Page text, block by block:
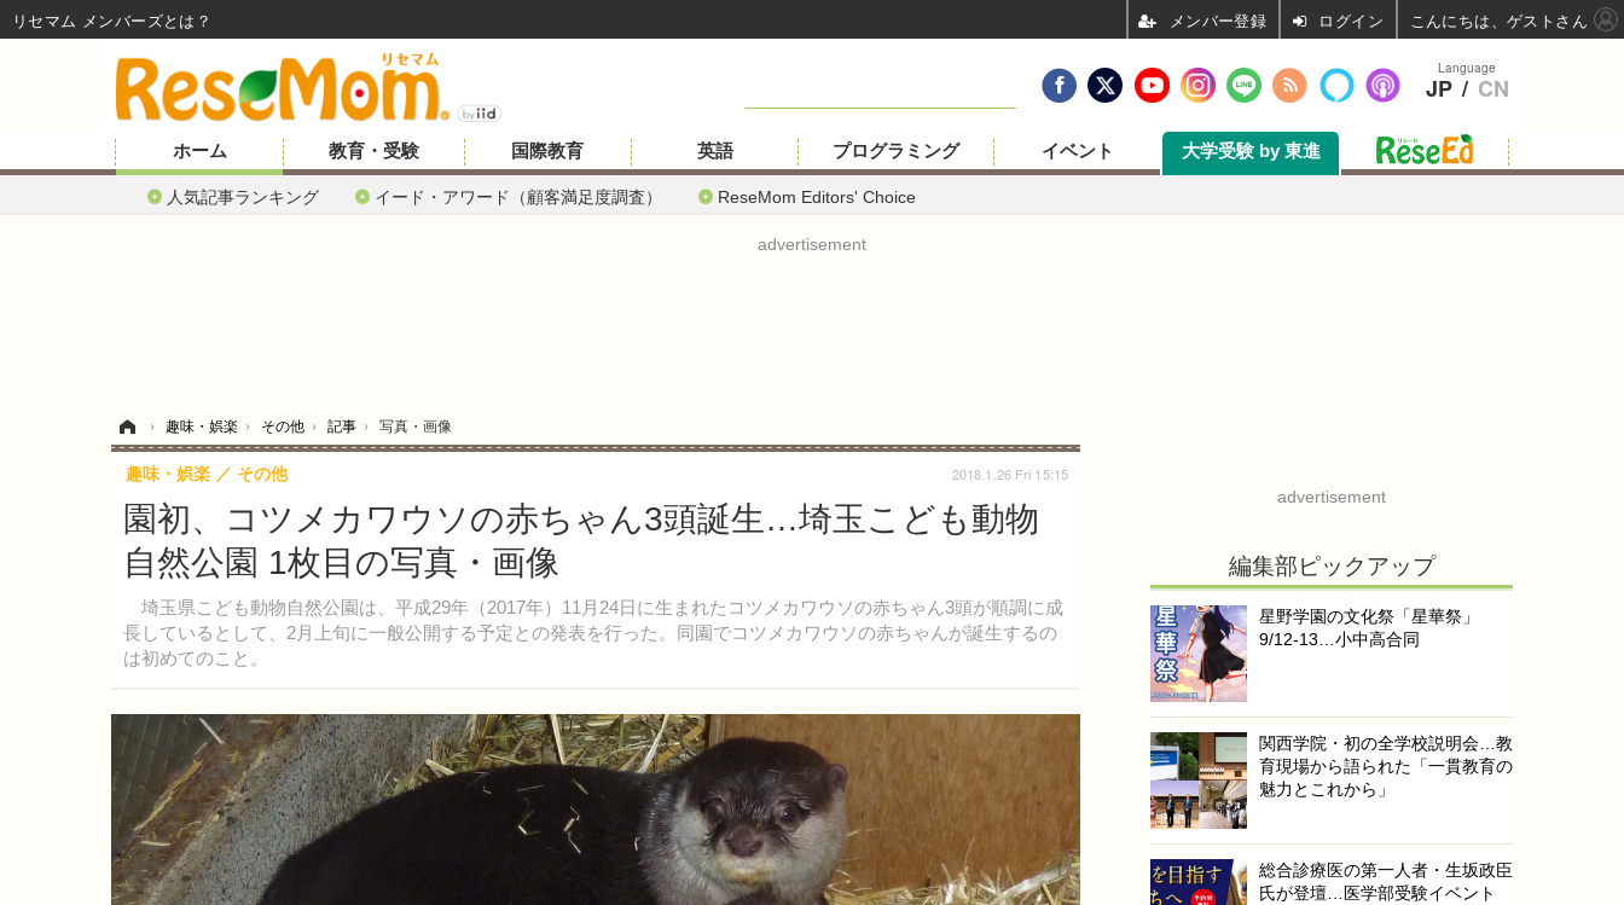
ホーム
人気記事ランキング イード・アワード（顧客満足度調査） ReseMom Editors' Choice
教育・受験 国際教育 英語 プログラミング イベント 大学受験 by 東進
advertisement
› 趣味・娯楽 › その他 › 記事 › 写真・画像
園初、コツメカワウソの赤ちゃん3頭誕生…埼玉こども動物
自然公園 1枚目の写真・画像
埼玉県こども動物自然公園は、平成29年（2017年）11月24日に生まれたコツメカワウソの赤ちゃん3頭が順調に成
長しているとして、2月上旬に一般公開する予定との発表を行った。同園でコツメカワウソの赤ちゃんが誕生するの
は初めてのこと。
趣味・娯楽 その他 2018.1.26 Fri 15:15
advertisement
編集部ピックアップ
星野学園の文化祭「星華祭」
9/12-13…小中高合同
関西学院・初の全学校説明会…教
育現場から語られた「一貫教育の
魅力とこれから」
総合診療医の第一人者・生坂政臣
氏が登壇…医学部受験イベント
Language
JP / CN
リセマム メンバーズ ログイン こんにちは、ゲストさん